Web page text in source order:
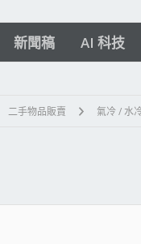
新聞稿 AI 科技
二手物品販賣 氣冷 / 水